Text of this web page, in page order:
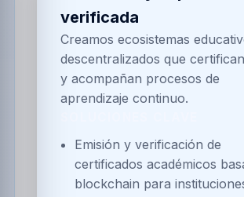
auditoría continua.
Gestión de activos digitales y
bóvedas multi-firma para
empresas de Haapsalu.
Web3.0, PSE y tarjetas para
ecosistemas de Haapsalu.
Contratos inteligentes que